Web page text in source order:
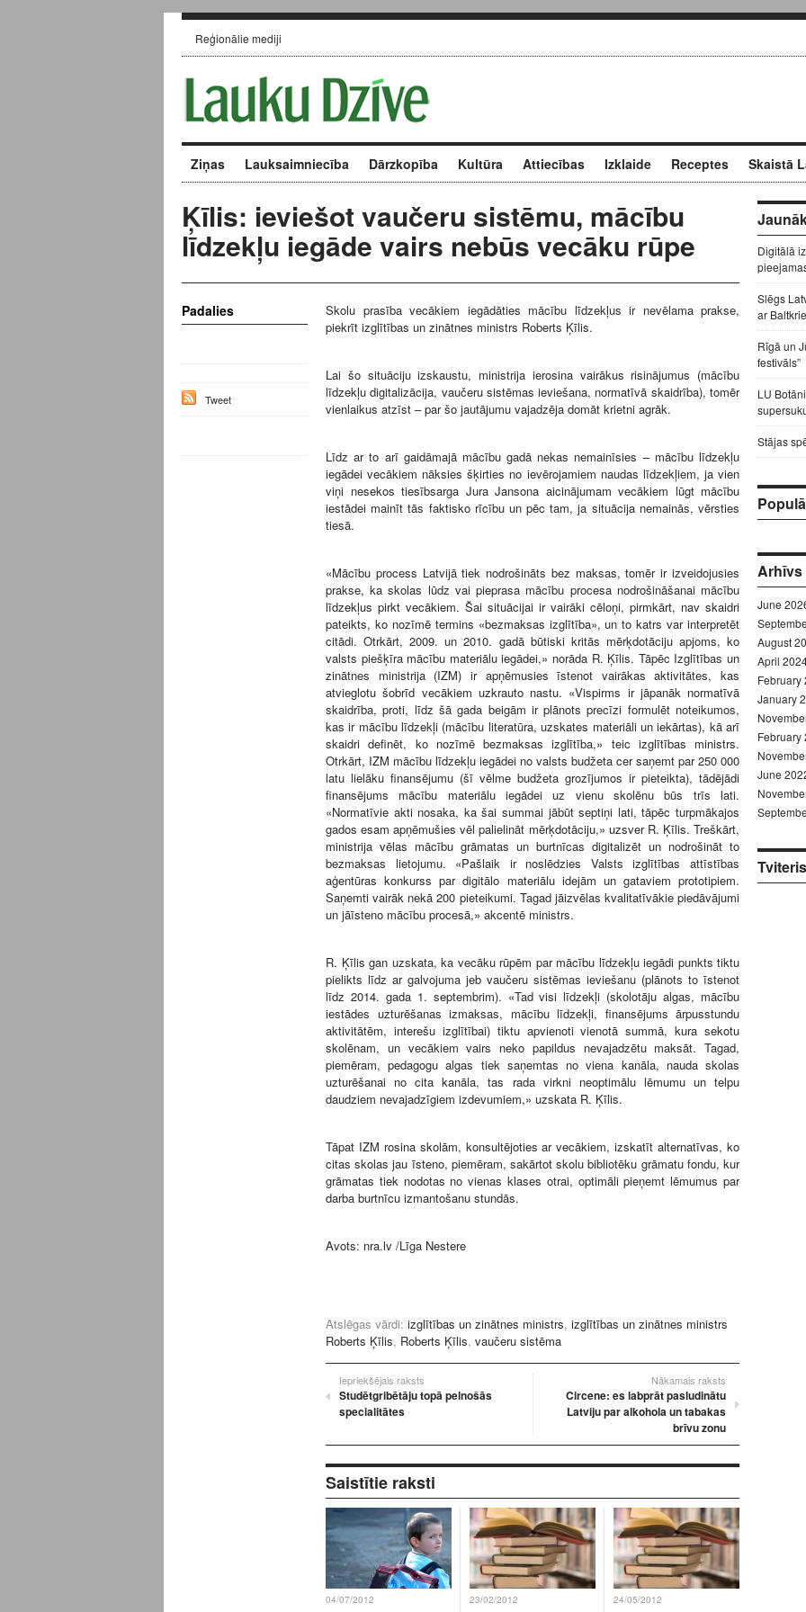
Reģionālie mediji
Ziņas Lauksaimniecība Dārzkopība Kultūra Attiecības Izklaide Receptes Skaistā
Ķīlis: ieviešot vaučeru sistēmu, mācību
līdzekļu iegāde vairs nebūs vecāku rūpe
Skolu prasība vecākiem iegādāties mācību līdzekļus ir nevēlama prakse,
piekrīt izglītības un zinātnes ministrs Roberts Ķīlis.
Lai šo situāciju izskaustu, ministrija ierosina vairākus risinājumus (mācību
līdzekļu digitalizācija, vaučeru sistēmas ieviešana, normatīvā skaidrība), tomēr
vienlaikus atzīst – par šo jautājumu vajadzēja domāt krietni agrāk.
Līdz ar to arī gaidāmajā mācību gadā nekas nemainīsies – mācību līdzekļu
iegādei vecākiem nāksies šķirties no ievērojamiem naudas līdzekļiem, ja vien
viņi nesekos tiesībsarga Jura Jansona aicinājumam vecākiem lūgt mācību
iestādei mainīt tās faktisko rīcību un pēc tam, ja situācija nemainās, vērsties
tiesā.
«Mācību process Latvijā tiek nodrošināts bez maksas, tomēr ir izveidojusies
prakse, ka skolas lūdz vai pieprasa mācību procesa nodrošināšanai mācību
līdzekļus pirkt vecākiem. Šai situācijai ir vairāki cēloņi, pirmkārt, nav skaidri
pateikts, ko nozīmē termins «bezmaksas izglītība», un to katrs var interpretēt
citādi. Otrkārt, 2009. un 2010. gadā būtiski kritās mērķdotāciju apjoms, ko
valsts piešķīra mācību materiālu iegādei,» norāda R. Ķīlis. Tāpēc Izglītības un
zinātnes ministrija (IZM) ir apņēmusies īstenot vairākas aktivitātes, kas
atvieglotu šobrīd vecākiem uzkrauto nastu. «Vispirms ir jāpanāk normatīvā
skaidrība, proti, līdz šā gada beigām ir plānots precīzi formulēt noteikumos,
kas ir mācību līdzekļi (mācību literatūra, uzskates materiāli un iekārtas), kā arī
skaidri definēt, ko nozīmē bezmaksas izglītība,» teic izglītības ministrs.
Otrkārt, IZM mācību līdzekļu iegādei no valsts budžeta cer saņemt par 250 000
latu lielāku finansējumu (šī vēlme budžeta grozījumos ir pieteikta), tādējādi
finansējums mācību materiālu iegādei uz vienu skolēnu būs trīs lati.
«Normatīvie akti nosaka, ka šai summai jābūt septiņi lati, tāpēc turpmākajos
gados esam apņēmušies vēl palielināt mērķdotāciju,» uzsver R. Ķīlis. Treškārt,
ministrija vēlas mācību grāmatas un burtnīcas digitalizēt un nodrošināt to
bezmaksas lietojumu. «Pašlaik ir noslēdzies Valsts izglītības attīstības
aģentūras konkurss par digitālo materiālu idejām un gataviem prototipiem.
Saņemti vairāk nekā 200 pieteikumi. Tagad jāizvēlas kvalitatīvākie piedāvājumi
un jāīsteno mācību procesā,» akcentē ministrs.
R. Ķīlis gan uzskata, ka vecāku rūpēm par mācību līdzekļu iegādi punkts tiktu
pielikts līdz ar galvojuma jeb vaučeru sistēmas ieviešanu (plānots to īstenot
līdz 2014. gada 1. septembrim). «Tad visi līdzekļi (skolotāju algas, mācību
iestādes uzturēšanas izmaksas, mācību līdzekļi, finansējums ārpusstundu
aktivitātēm, interešu izglītībai) tiktu apvienoti vienotā summā, kura sekotu
skolēnam, un vecākiem vairs neko papildus nevajadzētu maksāt. Tagad,
piemēram, pedagogu algas tiek saņemtas no viena kanāla, nauda skolas
uzturēšanai no cita kanāla, tas rada virkni neoptimālu lēmumu un telpu
daudziem nevajadzīgiem izdevumiem,» uzskata R. Ķīlis.
Tāpat IZM rosina skolām, konsultējoties ar vecākiem, izskatīt alternatīvas, ko
citas skolas jau īsteno, piemēram, sakārtot skolu bibliotēku grāmatu fondu, kur
grāmatas tiek nodotas no vienas klases otrai, optimāli pieņemt lēmumus par
darba burtnīcu izmantošanu stundās.
Avots: nra.lv /Līga Nestere
Atslēgas vārdi: izglītības un zinātnes ministrs, izglītības un zinātnes ministrs
Roberts Ķīlis, Roberts Ķīlis, vaučeru sistēma
Iepriekšējais raksts
Studētgribētāju topā pelnošās
specialitātes
Nākamais raksts
Circene: es labprāt pasludinātu
Latviju par alkohola un tabakas
brīvu zonu
Saistītie raksti
04/07/2012 23/02/2012 24/05/2012
Padalies
Tweet
Digitālā
Slēgs
ar
Rīgā un
festivāls”
LU
Stājas
Arhīvs
June
August
April
February
January
February
June
Tviteris